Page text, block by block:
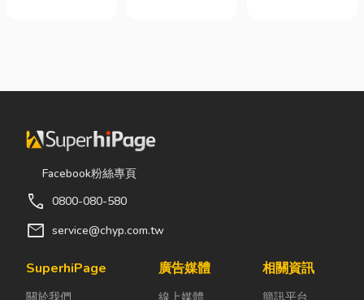
的嘉義挖土
速完成開挖、
整地與回填工
作，更能大幅
間，提高工程
效率。對許多
言，從農田整
紅稅」不是一
府針對網路數
或經營團隊透
（如
線。日前日本
默充斥在空間
Facebook粉絲專頁
call 0800-080-580
mail service@chyp.com.tw
SuperhiPage
關於我們
廣告媒體
線上媒體
相關資訊
簡訊平台